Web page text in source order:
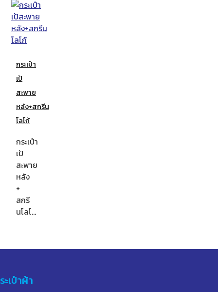
กระเป๋า
เป้
สะพาย
หลัง+สกรีน
โลโก้
กระเป๋า
เป้
สะพาย
หลัง
+
สกรี
นโลโ…
ะเป๋าผ้า